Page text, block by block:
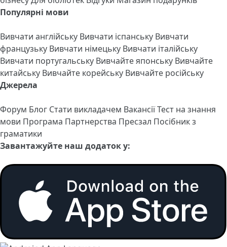
Популярні мови
Вивчати англійську Вивчати іспанську Вивчати
французьку Вивчати німецьку Вивчати італійську
Вивчати португальську Вивчайте японську Вивчайте
китайську Вивчайте корейську Вивчайте російську
Джерела
Форум Блог Стати викладачем ВакансіїТест на знання
мови Програма Партнерства Пресзал Посібник з
граматики
Завантажуйте наш додаток у: